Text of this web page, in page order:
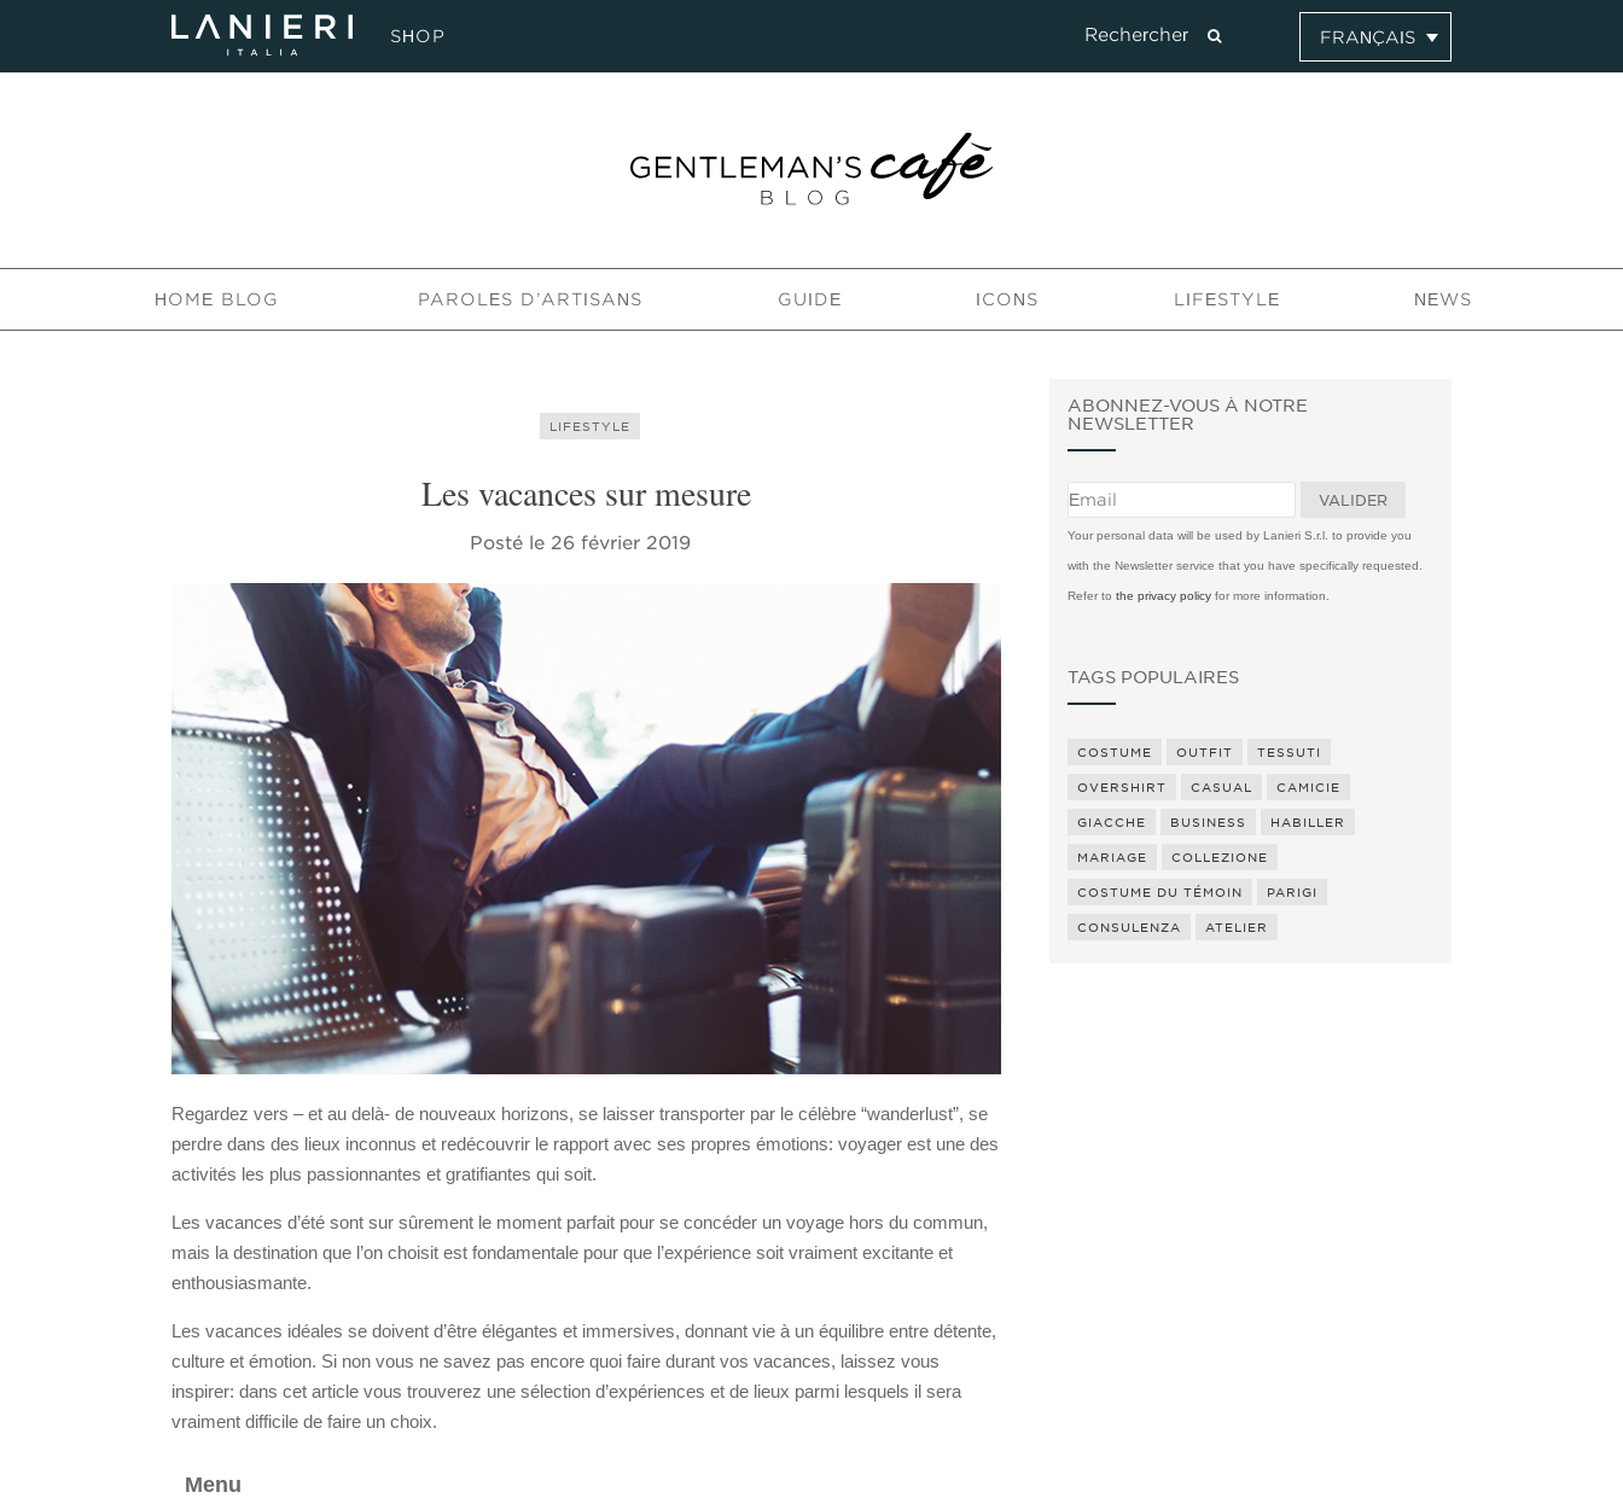
SHOP FRANÇAIS
HOME BLOG PAROLES D’ARTISANS GUIDE ICONS LIFESTYLE NEWS
LIFESTYLE
Les vacances sur mesure
Posté le 26 février 2019
Regardez vers – et au delà- de nouveaux horizons, se laisser transporter par le célèbre “wanderlust”, se
perdre dans des lieux inconnus et redécouvrir le rapport avec ses propres émotions: voyager est une des
activités les plus passionnantes et gratifiantes qui soit.
Les vacances d’été sont sur sûrement le moment parfait pour se concéder un voyage hors du commun,
mais la destination que l’on choisit est fondamentale pour que l’expérience soit vraiment excitante et
enthousiasmante.
Les vacances idéales se doivent d’être élégantes et immersives, donnant vie à un équilibre entre détente,
culture et émotion. Si non vous ne savez pas encore quoi faire durant vos vacances, laissez vous
inspirer: dans cet article vous trouverez une sélection d’expériences et de lieux parmi lesquels il sera
vraiment difficile de faire un choix.
Menu
ABONNEZ-VOUS À NOTRE
NEWSLETTER
Your personal data will be used by Lanieri S.r.l. to provide you
with the Newsletter service that you have specifically requested.
Refer to the privacy policyfor more information.
TAGS POPULAIRES
COSTUME OUTFIT TESSUTI
OVERSHIRT CASUAL CAMICIE
GIACCHE BUSINESS HABILLER
MARIAGE COLLEZIONE
COSTUME DU TÉMOIN PARIGI
CONSULENZA ATELIER